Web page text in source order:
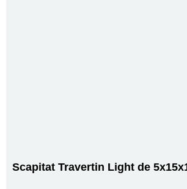
Scapitat Travertin Light de